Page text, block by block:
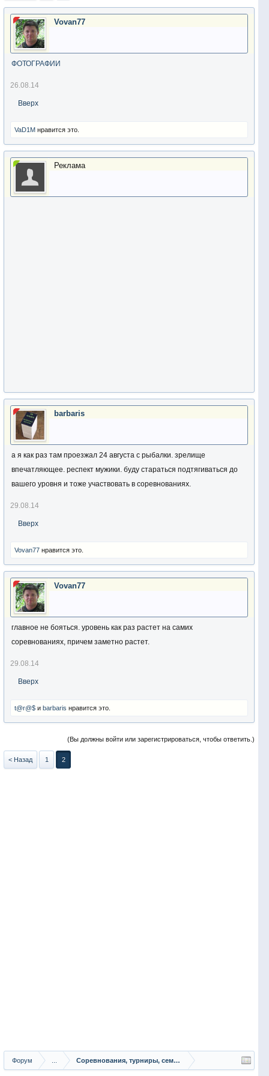
Vovan77
ФОТОГРАФИИ
26.08.14
Вверх
VaD1M нравится это.
Реклама
barbaris
а я как раз там проезжал 24 августа с рыбалки. зрелище
впечатляющее. респект мужики. буду стараться подтягиваться до
вашего уровня и тоже участвовать в соревнованиях.
29.08.14
Вверх
Vovan77 нравится это.
Vovan77
главное не бояться. уровень как раз растет на самих
соревнованиях, причем заметно растет.
29.08.14
Вверх
t@r@$ и barbaris нравится это.
(Вы должны войти или зарегистрироваться, чтобы ответить.)
< Назад 1 2
Форум Соревнования, турниры, семинары